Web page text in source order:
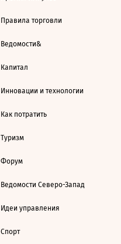
Правила торговли
Ведомости&
Капитал
Инновации и технологии
Как потратить
Туризм
Форум
Ведомости Северо-Запад
Идеи управления
Спорт